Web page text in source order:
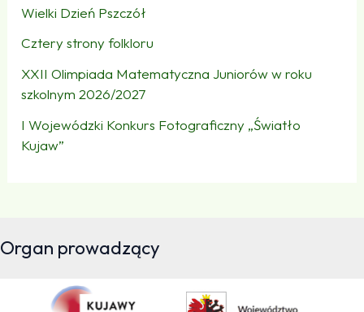
Wielki Dzień Pszczół
Cztery strony folkloru
XXII Olimpiada Matematyczna Juniorów w roku
szkolnym 2026/2027
I Wojewódzki Konkurs Fotograficzny „Światło
Kujaw”
Organ prowadzący